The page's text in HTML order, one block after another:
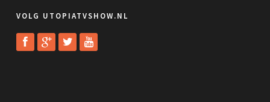
VOLG UTOPIATVSHOW.NL